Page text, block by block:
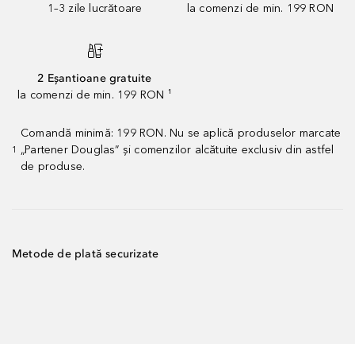
1–3 zile lucrătoare
la comenzi de min. 199 RON
2 Eșantioane gratuite
la comenzi de min. 199 RON ¹
1
Comandă minimă: 199 RON. Nu se aplică produselor marcate
„Partener Douglas” și comenzilor alcătuite exclusiv din astfel
de produse.
Metode de plată securizate